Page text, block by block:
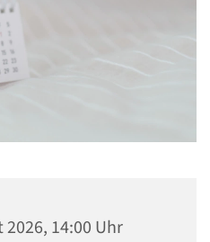
14:00 Uhr